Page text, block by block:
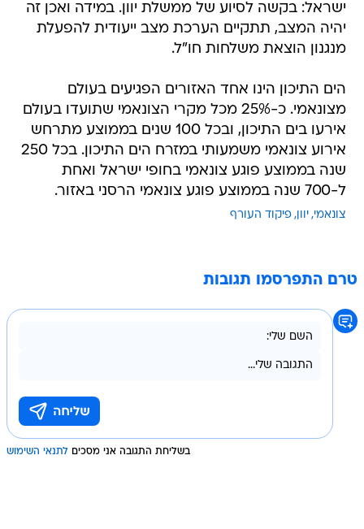
ישראל: בקשה לסיוע של ממשלת יוון. במידה ואכן זה
יהיה המצב, תתקיים הערכת מצב ייעודית להפעלת
מנגנון הוצאת משלחות חו"ל.
הים התיכון הינו אחד האזורים הפגיעים בעולם
מצונאמי. כ-25% מכל מקרי הצונאמי שתועדו בעולם
אירעו בים התיכון, ובכל 100 שנים בממוצע מתרחש
אירוע צונאמי משמעותי במזרח הים התיכון. בכל 250
שנה בממוצע פוגע צונאמי בחופי ישראל ואחת
ל-700 שנה בממוצע פוגע צונאמי הרסני באזור.
צונאמי יוון פיקוד העורף
טרם התפרסמו תגובות
בשליחת התגובה אני מסכים לתנאי השימוש